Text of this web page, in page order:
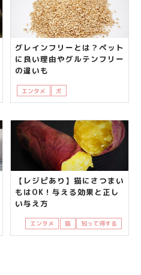
知って得する
グレインフリーとは？ペット
に良い理由やグルテンフリー
の違いも
エンタメ 犬
【レジピあり】猫にさつまい
もはOK！与える効果と正し
い与え方
エンタメ 猫 知って得する